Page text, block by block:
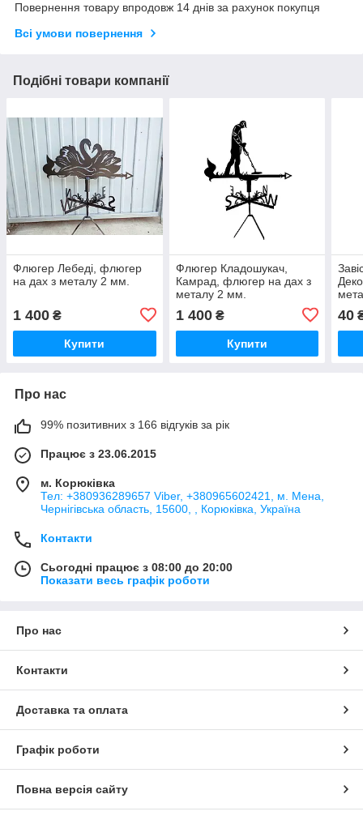
Повернення товару впродовж 14 днів за рахунок покупця
Всі умови повернення
Подібні товари компанії
Флюгер Лебеді, флюгер
на дах з металу 2 мм.
1 400 ₴
Купити
Флюгер Кладошукач,
Камрад, флюгер на дах з
металу 2 мм.
1 400₴
Купити
40
Про нас
99% позитивних з 166 відгуків за рік
Працює з 23.06.2015
м. Корюківка
Тел: +380936289657 Viber, +380965602421, м. Мена,
Чернігівська область, 15600, , Корюківка, Україна
Контакти
Сьогодні працює з 08:00 до 20:00
Показати весь графік роботи
Про нас
Контакти
Доставка та оплата
Графік роботи
Повна версія сайту